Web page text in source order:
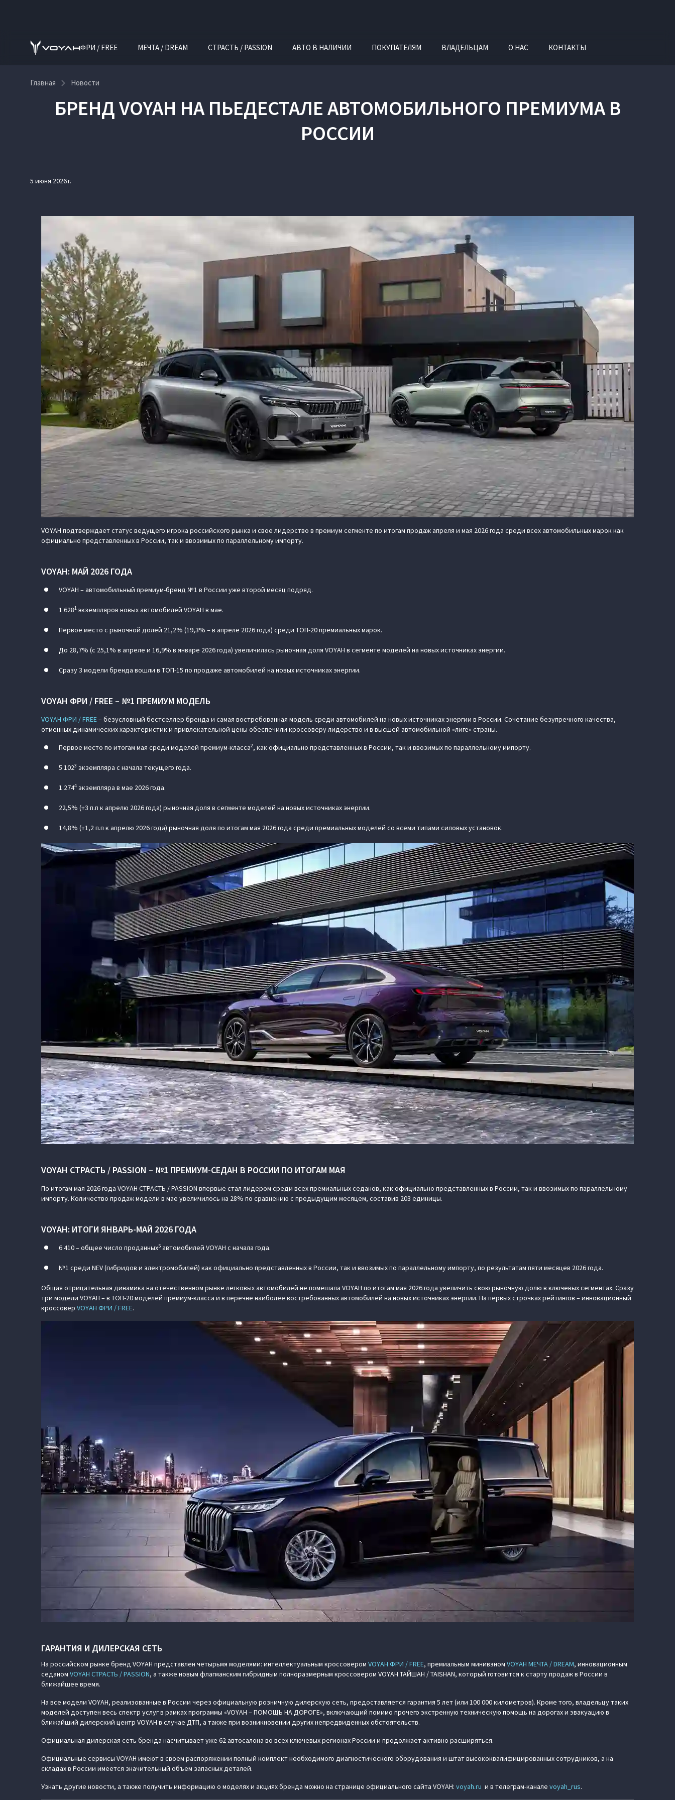
ФРИ / FREE МЕЧТА / DREAM СТРАСТЬ / PASSION АВТО В НАЛИЧИИ ПОКУПАТЕЛЯМ ВЛАДЕЛЬЦАМ О НАС КОНТАКТЫ
Главная Новости
БРЕНД VOYAH НА ПЬЕДЕСТАЛЕ АВТОМОБИЛЬНОГО ПРЕМИУМА В
РОССИИ
5 июня 2026 г.
VOYAH подтверждает статус ведущего игрока российского рынка и свое лидерство в премиум сегменте по итогам продаж апреля и мая 2026 года среди всех автомобильных марок как
официально представленных в России, так и ввозимых по параллельному импорту.
VOYAH: МАЙ 2026 ГОДА
VOYAH – автомобильный премиум-бренд №1 в России уже второй месяц подряд.
1 6281экземпляров новых автомобилей VOYAH в мае.
Первое место с рыночной долей 21,2% (19,3% – в апреле 2026 года) среди ТОП-20 премиальных марок.
До 28,7% (с 25,1% в апреле и 16,9% в январе 2026 года) увеличилась рыночная доля VOYAH в сегменте моделей на новых источниках энергии.
Сразу 3 модели бренда вошли в ТОП-15 по продаже автомобилей на новых источниках энергии.
VOYAH ФРИ / FREE – №1 ПРЕМИУМ МОДЕЛЬ
VOYAH ФРИ / FREE– безусловный бестселлер бренда и самая востребованная модель среди автомобилей на новых источниках энергии в России. Сочетание безупречного качества,
отменных динамических характеристик и привлекательной цены обеспечили кроссоверу лидерство и в высшей автомобильной «лиге» страны.
Первое место по итогам мая среди моделей премиум-класса2, как официально представленных в России, так и ввозимых по параллельному импорту.
5 1023 экземпляра с начала текущего года.
1 2744 экземпляра в мае 2026 года.
22,5% (+3 п.п к апрелю 2026 года) рыночная доля в сегменте моделей на новых источниках энергии.
14,8% (+1,2 п.п к апрелю 2026 года) рыночная доля по итогам мая 2026 года среди премиальных моделей со всеми типами силовых установок.
VOYAH СТРАСТЬ / PASSION – №1 ПРЕМИУМ-СЕДАН В РОССИИ ПО ИТОГАМ МАЯ
По итогам мая 2026 года VOYAH СТРАСТЬ / PASSION впервые стал лидером среди всех премиальных седанов, как официально представленных в России, так и ввозимых по параллельному
импорту. Количество продаж модели в мае увеличилось на 28% по сравнению с предыдущим месяцем, составив 203 единицы.
VOYAH: ИТОГИ ЯНВАРЬ-МАЙ 2026 ГОДА
6 410 – общее число проданных5 автомобилей VOYAH с начала года.
№1 среди NEV (гибридов и электромобилей) как официально представленных в России, так и ввозимых по параллельному импорту, по результатам пяти месяцев 2026 года.
Общая отрицательная динамика на отечественном рынке легковых автомобилей не помешала VOYAH по итогам мая 2026 года увеличить свою рыночную долю в ключевых сегментах. Сразу
три модели VOYAH – в ТОП-20 моделей премиум-класса и в перечне наиболее востребованных автомобилей на новых источниках энергии. На первых строчках рейтингов – инновационный
кроссовер VOYAH ФРИ / FREE.
ГАРАНТИЯ И ДИЛЕРСКАЯ СЕТЬ
На российском рынке бренд VOYAH представлен четырьмя моделями: интеллектуальным кроссовером VOYAH ФРИ / FREE, премиальным минивэном VOYAH МЕЧТА / DREAM, инновационным
седаном VOYAH СТРАСТЬ / PASSION, а также новым флагманским гибридным полноразмерным кроссовером VOYAH ТАЙШАН / TAISHAN, который готовится к старту продаж в России в
ближайшее время.
На все модели VOYAH, реализованные в России через официальную розничную дилерскую сеть, предоставляется гарантия 5 лет (или 100 000 километров). Кроме того, владельцу таких
моделей доступен весь спектр услуг в рамках программы «VOYAH – ПОМОЩЬ НА ДОРОГЕ», включающий помимо прочего экстренную техническую помощь на дорогах и эвакуацию в
ближайший дилерский центр VOYAH в случае ДТП, а также при возникновении других непредвиденных обстоятельств.
Официальная дилерская сеть бренда насчитывает уже 62 автосалона во всех ключевых регионах России и продолжает активно расширяться.
Официальные сервисы VOYAH имеют в своем распоряжении полный комплект необходимого диагностического оборудования и штат высококвалифицированных сотрудников, а на
складах в России имеется значительный объем запасных деталей.
Узнать другие новости, а также получить информацию о моделях и акциях бренда можно на странице официального сайта VOYAH: voyah.ru и в телеграм-канале voyah_rus.